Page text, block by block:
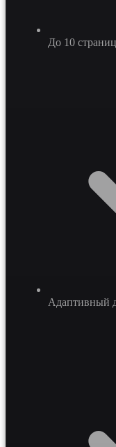
До 10 страниц
Адаптивный